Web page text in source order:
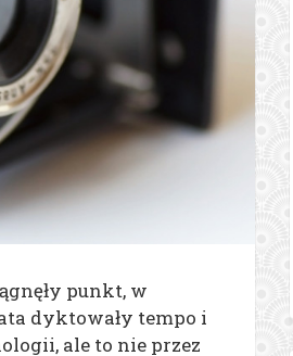
punkt, w
dyktowały tempo i
ale to nie przez